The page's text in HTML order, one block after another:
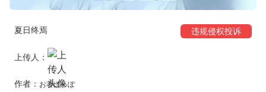
夏日终焉 违规侵权投诉
上传人：
作者： お著ぽっぽ